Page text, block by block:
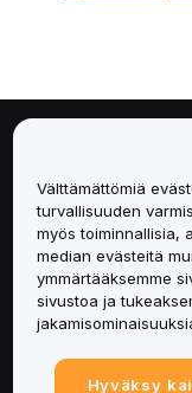
Palvelut
Tuki
Tuotteet
Lakiasiat
Välttämättömiä
turvallisuuden
myös toiminnallisia,
median evästeitä
ymmärtääksemme
sivustoa ja
Hyväksy